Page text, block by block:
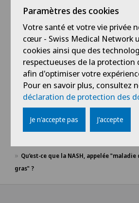
besoins. Le foie se trouve
graisses. Des mesures simples à
difficiles à réaliser, peuvent aider :
manger moins et bouger plus.
Lire la suite
Qu’est-ce que la NASH, appelée
gras" ?
Paramètres des cookies
Votre santé et votre vie privée
cœur - Swiss Medical Network
cookies ainsi que des
respectueuses de la protection
afin d'optimiser votre
Pour en savoir plus, consultez
déclaration de protection des
Je n'accepte pas J'accepte